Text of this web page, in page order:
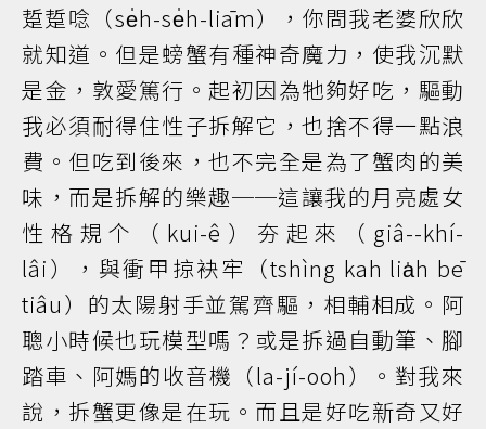
踅踅唸（se̍h-se̍h-liām），你問我老婆欣欣
就知道。但是螃蟹有種神奇魔力，使我沉默
是金，敦愛篤行。起初因為牠夠好吃，驅動
我必須耐得住性子拆解它，也捨不得一點浪
費。但吃到後來，也不完全是為了蟹肉的美
味，而是拆解的樂趣──這讓我的月亮處女
性格規个（kui-ê）夯起來（giâ--khí-
lâi），與衝甲掠袂牢（tshìng kah lia̍h bē
tiâu）的太陽射手並駕齊驅，相輔相成。阿
聰小時候也玩模型嗎？或是拆過自動筆、腳
踏車、阿媽的收音機（la-jí-ooh）。對我來
說，拆蟹更像是在玩。而且是好吃新奇又好